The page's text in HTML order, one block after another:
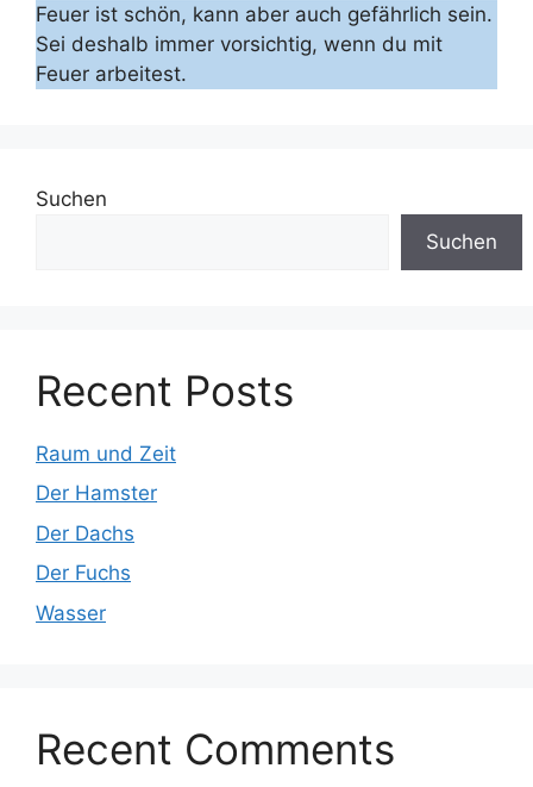
Feuer ist schön, kann aber auch gefährlich sein.
Sei deshalb immer vorsichtig, wenn du mit
Feuer arbeitest.
Suchen
Suchen
Recent Posts
Raum und Zeit
Der Hamster
Der Dachs
Der Fuchs
Wasser
Recent Comments